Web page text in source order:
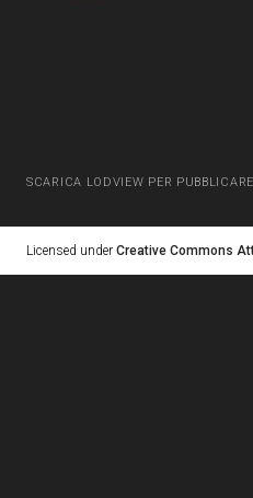
SCARICA LODVIEW PER
Licensed under Creative Commons